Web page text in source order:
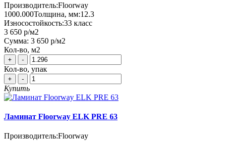
Производитель:Floorway
1000.000Толщина, мм:12.3
Износостойкость:33 класс
3 650 р/м2
Сумма: 3 650 р/м2
Кол-во, м2
+ -
Кол-во, упак
+ -
Купить
Ламинат Floorway ELK PRE 63
Производитель:Floorway